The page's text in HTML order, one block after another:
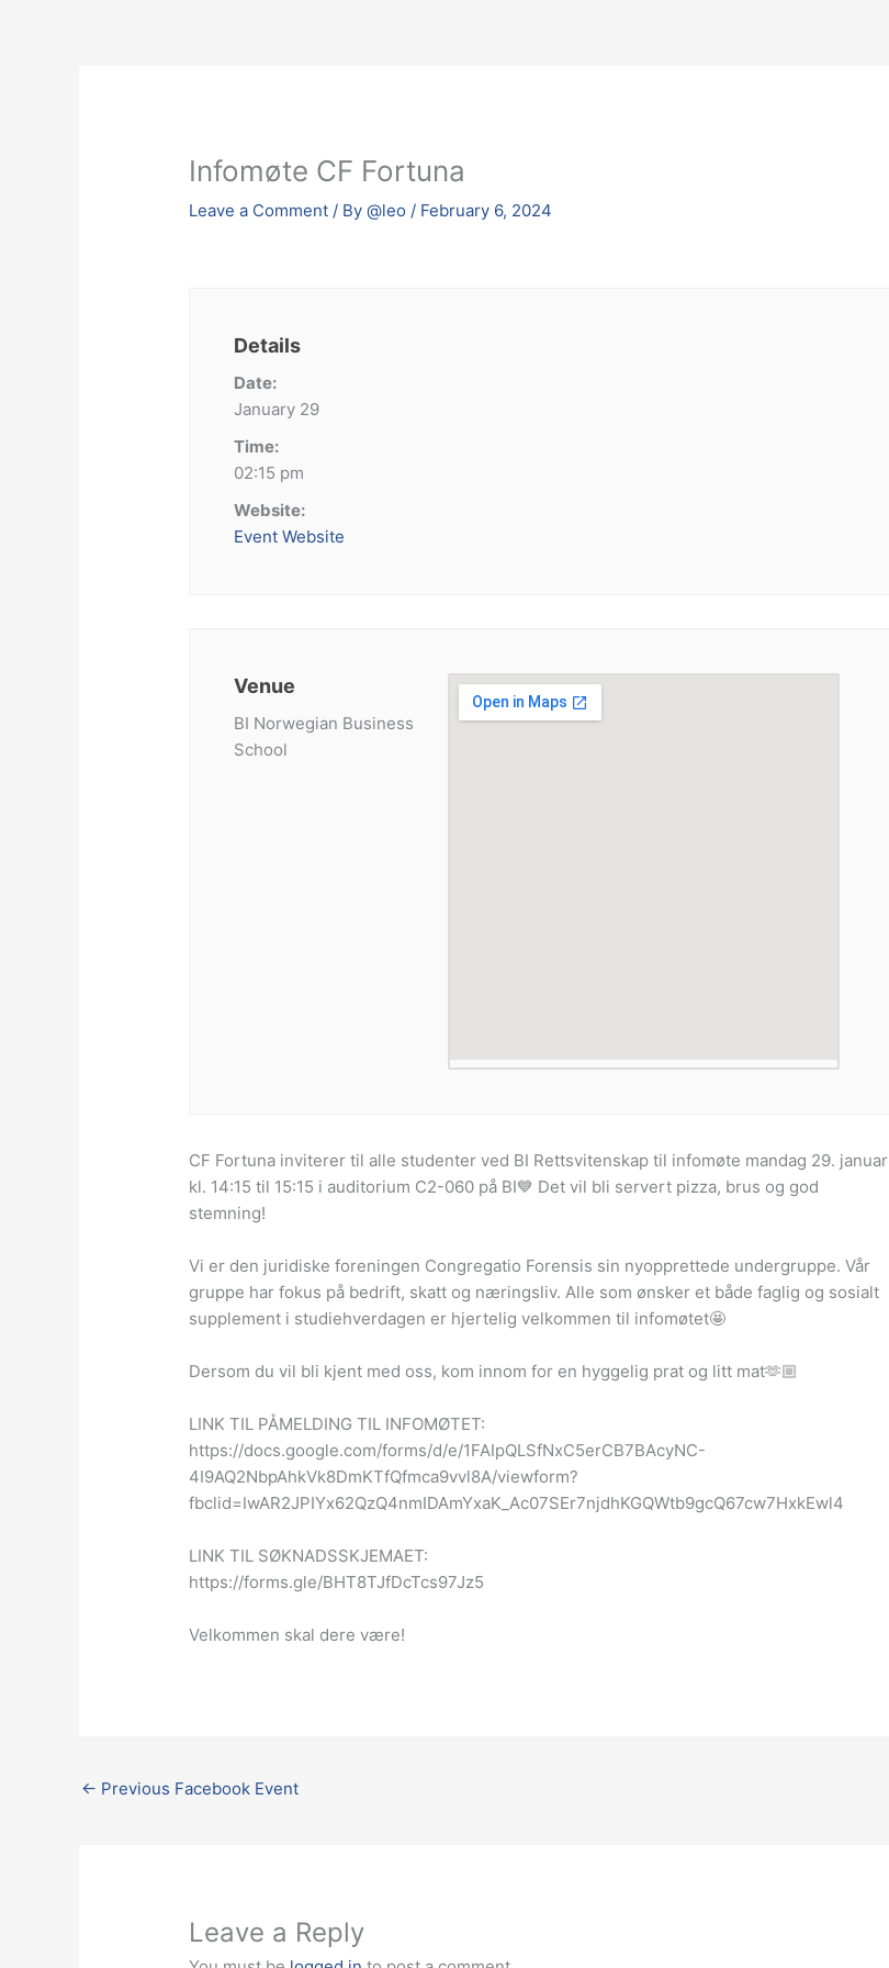
Infomøte CF Fortuna
Leave a Comment / By@leo / February 6, 2024
Details
Date:
January 29
Time:
02:15 pm
Website:
Event Website
Venue
BI Norwegian Business
School
CF Fortuna inviterer til alle studenter ved BI Rettsvitenskap til infomøte mandag 29. januar
kl. 14:15 til 15:15 i auditorium C2-060 på BI💙 Det vil bli servert pizza, brus og god
stemning!
Vi er den juridiske foreningen Congregatio Forensis sin nyopprettede undergruppe. Vår
gruppe har fokus på bedrift, skatt og næringsliv. Alle som ønsker et både faglig og sosialt
supplement i studiehverdagen er hjertelig velkommen til infomøtet🤩
Dersom du vil bli kjent med oss, kom innom for en hyggelig prat og litt mat🫶🏼
LINK TIL PÅMELDING TIL INFOMØTET:
https://docs.google.com/forms/d/e/1FAIpQLSfNxC5erCB7BAcyNC-
4I9AQ2NbpAhkVk8DmKTfQfmca9vvl8A/viewform?
fbclid=IwAR2JPIYx62QzQ4nmIDAmYxaK_Ac07SEr7njdhKGQWtb9gcQ67cw7HxkEwl4
LINK TIL SØKNADSSKJEMAET:
https://forms.gle/BHT8TJfDcTcs97Jz5
Velkommen skal dere være!
← Previous Facebook Event
Leave a Reply